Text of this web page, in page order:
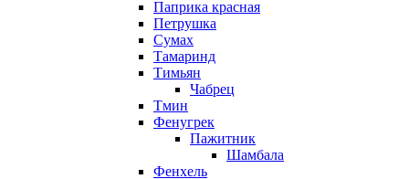
Паприка красная
Петрушка
Сумах
Тамаринд
Тимьян
Чабрец
Тмин
Фенугрек
Пажитник
Шамбала
Фенхель